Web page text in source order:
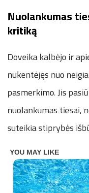
Nuolankumas
kritiką
Doveika kalbėjo ir
nukentėjęs nuo
pasmerkimo. Jis
nuolankumas tiesai,
suteikia stiprybės